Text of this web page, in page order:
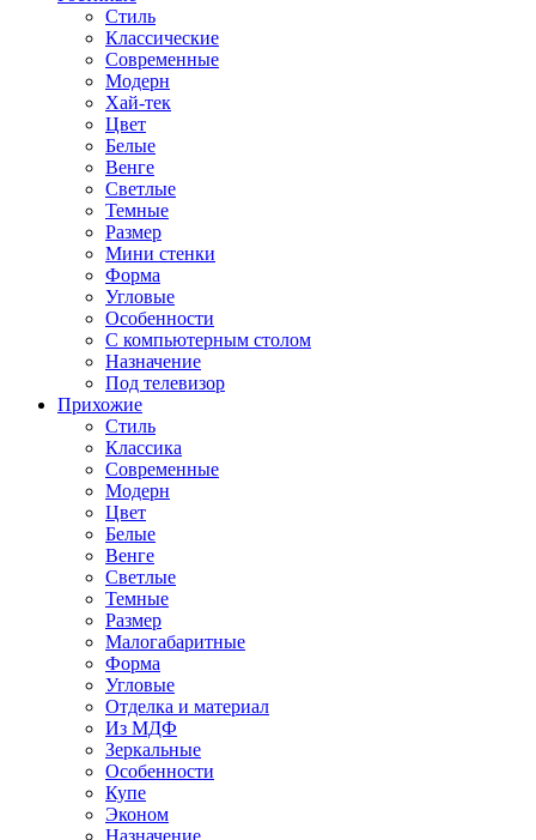
Стиль
Классические
Современные
Модерн
Хай-тек
Цвет
Белые
Венге
Светлые
Темные
Размер
Мини стенки
Форма
Угловые
Особенности
С компьютерным столом
Назначение
Под телевизор
Прихожие
Стиль
Классика
Современные
Модерн
Цвет
Белые
Венге
Светлые
Темные
Размер
Малогабаритные
Форма
Угловые
Отделка и материал
Из МДФ
Зеркальные
Особенности
Купе
Эконом
Назначение